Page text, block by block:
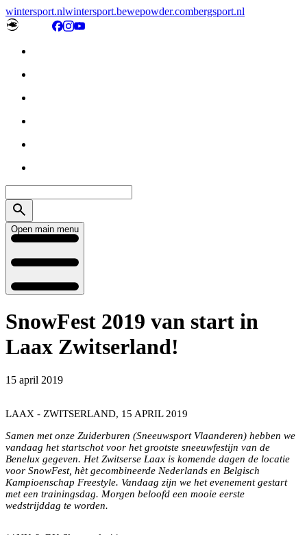
wintersport.nlwintersport.bewepowder.combergsport.nl
Open main menu
SnowFest 2019 van start in
Laax Zwitserland!
15 april 2019
LAAX - ZWITSERLAND, 15 APRIL 2019
Samen met onze Zuiderburen (Sneeuwsport Vlaanderen) hebben we
vandaag het startschot voor het grootste sneeuwfestijn van de
Benelux gegeven. Het Zwitserse Laax is komende dagen de locatie
voor SnowFest, hèt gecombineerde Nederlands en Belgisch
Kampioenschap Freestyle. Vandaag zijn we het evenement gestart
met een trainingsdag. Morgen beloofd een mooie eerste
wedstrijddag te worden.